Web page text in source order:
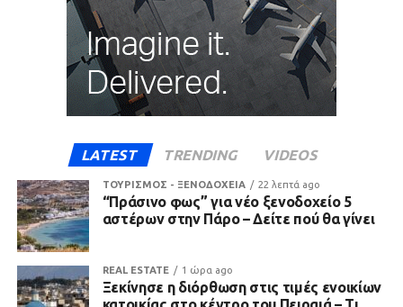
LATEST TRENDING VIDEOS
ΤΟΥΡΙΣΜΟΣ - ΞΕΝΟΔΟΧΕΙΑ 22 λεπτά ago
“Πράσινο φως” για νέο ξενοδοχείο 5
αστέρων στην Πάρο – Δείτε πού θα γίνει
REAL ESTATE 1 ώρα ago
Ξεκίνησε η διόρθωση στις τιμές ενοικίων